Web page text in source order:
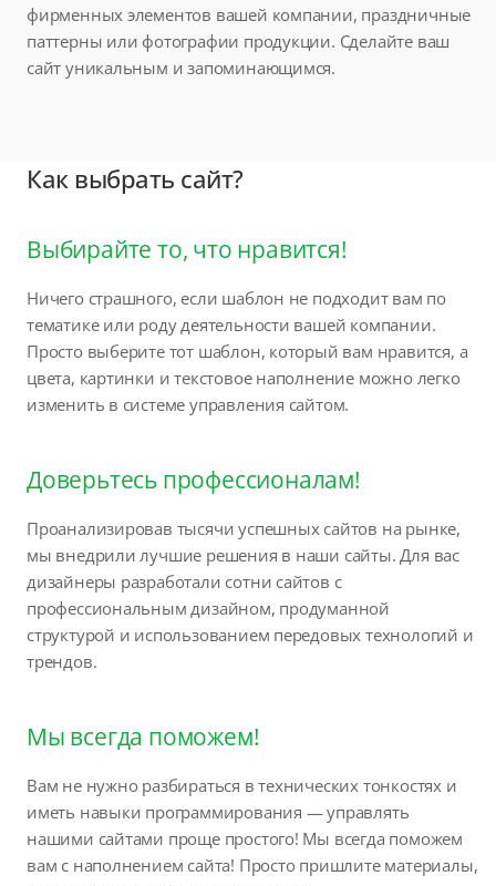
фирменных элементов вашей компании, праздничные
паттерны или фотографии продукции. Сделайте ваш
сайт уникальным и запоминающимся.
Как выбрать сайт?
Выбирайте то, что нравится!
Ничего страшного, если шаблон не подходит вам по
тематике или роду деятельности вашей компании.
Просто выберите тот шаблон, который вам нравится, а
цвета, картинки и текстовое наполнение можно легко
изменить в системе управления сайтом.
Доверьтесь профессионалам!
Проанализировав тысячи успешных сайтов на рынке,
мы внедрили лучшие решения в наши сайты. Для вас
дизайнеры разработали сотни сайтов с
профессиональным дизайном, продуманной
структурой и использованием передовых технологий и
трендов.
Мы всегда поможем!
Вам не нужно разбираться в технических тонкостях и
иметь навыки программирования — управлять
нашими сайтами проще простого! Мы всегда поможем
вам с наполнением сайта! Просто пришлите материалы,